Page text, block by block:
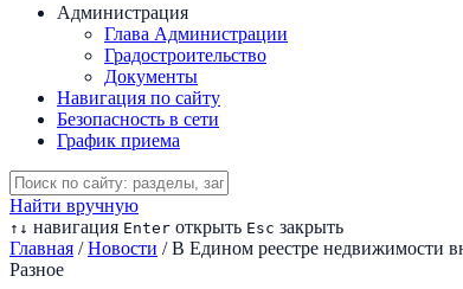
Администрация
Глава Администрации
Градостроительство
Документы
Навигация по сайту
Безопасность в сети
График приема
Найти вручную
↑ ↓ навигация Enter открыть Esc закрыть
Главная / Новости / В Едином реестре недвижимости
Разное